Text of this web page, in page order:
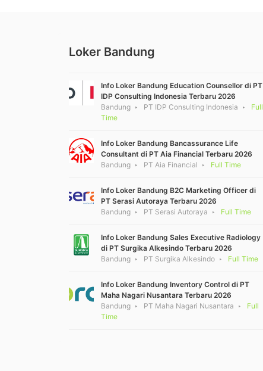
Loker Bandung
Info Loker Bandung Education Counsellor di PT
IDP Consulting Indonesia Terbaru 2026
Bandung
PT IDP Consulting Indonesia
Full
Time
Info Loker Bandung Bancassurance Life
Consultant di PT Aia Financial Terbaru 2026
Bandung
PT Aia Financial Full Time
Info Loker Bandung B2C Marketing Officer di
PT Serasi Autoraya Terbaru 2026
Bandung
PT Serasi Autoraya Full Time
Info Loker Bandung Sales Executive Radiology
di PT Surgika Alkesindo Terbaru 2026
Bandung
PT Surgika Alkesindo Full Time
Info Loker Bandung Inventory Control di PT
Maha Nagari Nusantara Terbaru 2026
Bandung
PT Maha Nagari Nusantara
Full
Time